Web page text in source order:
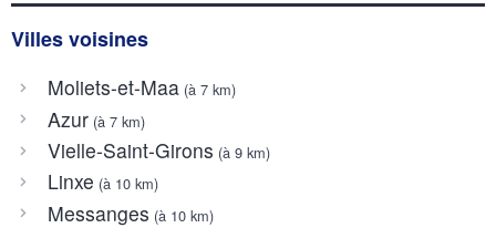
Villes voisines
Moliets-et-Maa(à 7 km)
Azur(à 7 km)
Vielle-Saint-Girons (à 9 km)
Linxe (à 10 km)
Messanges (à 10 km)